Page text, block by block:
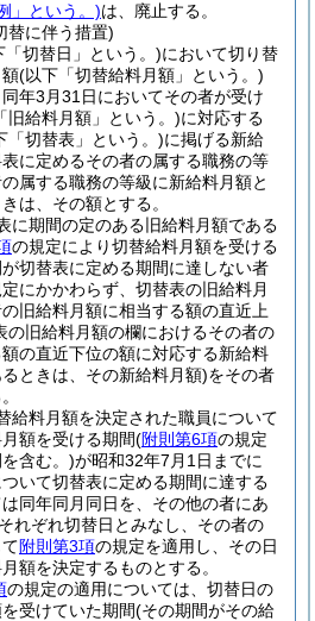
」という。)は、廃止する。
替に伴う措置)
「切替日」という。)において切り替
(以下「切替給料月額」という。)
年3月31日においてその者が受け
旧給料月額」という。)に対応する
「切替表」という。)に掲げる新給
に定めるその者の属する職務の等
属する職務の等級に新給料月額と
は、その額とする。
に期間の定のある旧給料月額である
の規定により切替給料月額を受ける
切替表に定める期間に達しない者
にかかわらず、切替表の旧給料月
旧給料月額に相当する額の直近上
の旧給料月額の欄におけるその者の
の直近下位の額に対応する新給料
ときは、その新給料月額)をその者
給料月額を決定された職員について
額を受ける期間(附則第6項の規定
含む。)が昭和32年7月1日までに
いて切替表に定める期間に達する
同年同月同日を、その他の者にあ
れぞれ切替日とみなし、その者の
附則第3項の規定を適用し、その日
額を決定するものとする。
の規定の適用については、切替日の
受けていた期間(その期間がその給